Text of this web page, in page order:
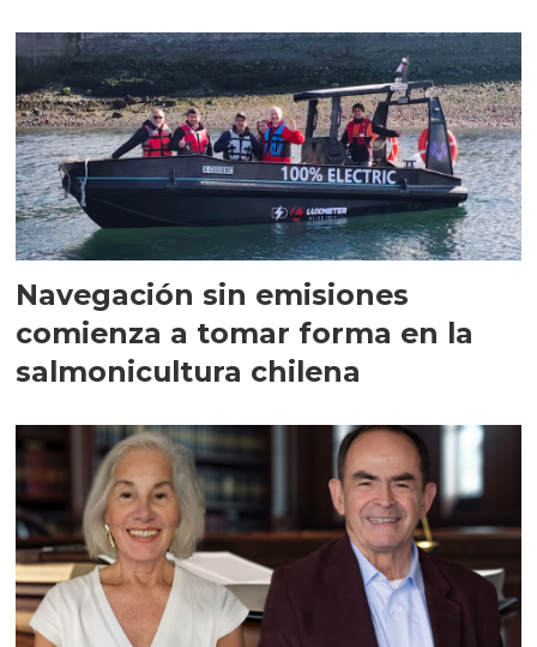
Navegación sin emisiones
comienza a tomar forma en la
salmonicultura chilena